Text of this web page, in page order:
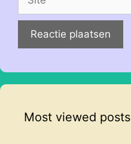
Most viewed posts